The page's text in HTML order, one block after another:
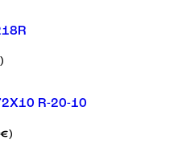
)
R-20-10
€)